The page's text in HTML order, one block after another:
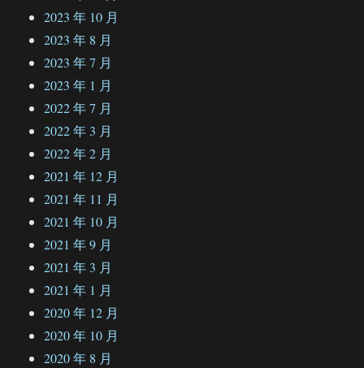
2023 年 10 月
2023 年 8 月
2023 年 7 月
2023 年 1 月
2022 年 7 月
2022 年 3 月
2022 年 2 月
2021 年 12 月
2021 年 11 月
2021 年 10 月
2021 年 9 月
2021 年 3 月
2021 年 1 月
2020 年 12 月
2020 年 10 月
2020 年 8 月